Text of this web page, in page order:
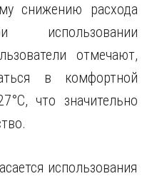
снижению расхода
использовании
отмечают,
в комфортной
что значительно
использования